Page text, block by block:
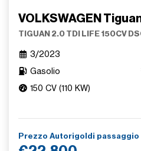
VOLKSWAGEN
TIGUAN 2.0 TDI LIFE 150CV
3/2023
Gasolio
150 CV (110 KW)
Prezzo Autorigoldi